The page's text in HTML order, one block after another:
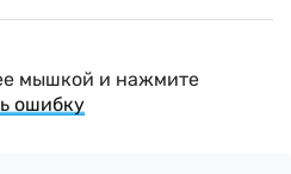
мышкой и нажмите
ошибку